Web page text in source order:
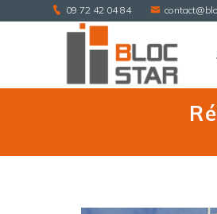
09 72 42 04 84